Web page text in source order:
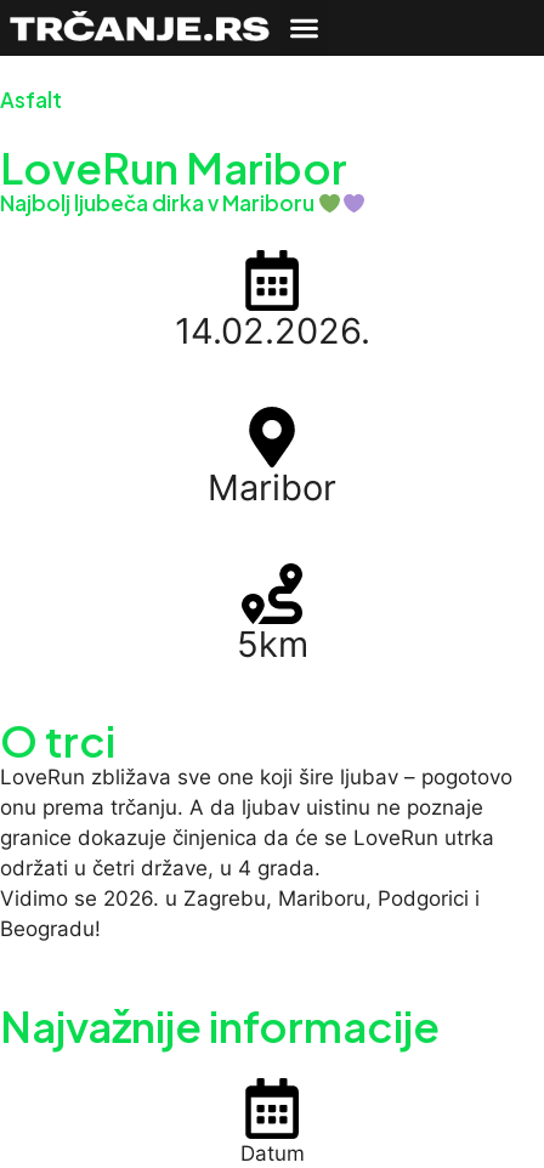
Asfalt
LoveRun Maribor
Najbolj ljubeča dirka v Mariboru
14.02.2026.
Maribor
5km
O trci
LoveRun zbližava sve one koji šire ljubav – pogotovo
onu prema trčanju. A da ljubav uistinu ne poznaje
granice dokazuje činjenica da će se LoveRun utrka
održati u četri države, u 4 grada.
Vidimo se 2026. u Zagrebu, Mariboru, Podgorici i
Beogradu!
Najvažnije informacije
Datum